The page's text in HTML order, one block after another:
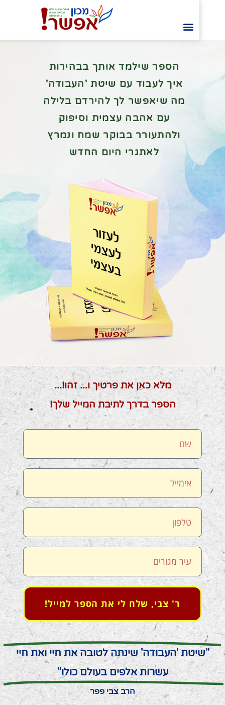
הספר שילמד אותך בבהירות
איך לעבוד עם שיטת 'העבודה'
מה שיאפשר לך להירדם בלילה
עם אהבה עצמית וסיפוק
ולהתעורר בבוקר שמח ונמרץ
לאתגרי היום החדש
מלא כאן את פרטיך ו... זהו!...
הספר בדרך לתיבת המייל שלך!
ר' צבי, שלח לי את הספר למייל!
"שיטת 'העבודה' שינתה לטובה את חיי ואת חיי
עשרות אלפים בעולם כולו"
הרב צבי פפר